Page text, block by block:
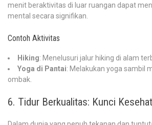
menit beraktivitas di luar ruangan dapat
mental secara signifikan.
Contoh Aktivitas
Hiking: Menelusuri jalur hiking di alam
Yoga di Pantai: Melakukan yoga sambil
ombak.
6. Tidur Berkualitas: Kunci